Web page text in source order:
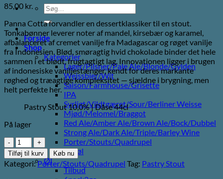
Søg
efter:
Forside
Shop
Kategorier
Lager/Pilsner/Pale Ale/Blonde/Gylden
Weissbier/Wit
Saison/Farmhouse/Grisette
IPA
Syrligt/Vildtgæret/Sour/Berliner Weisse
Mjød/Melomel/Braggot
Red Ale/Amber Ale/Brown Ale/Bock/Dubbel
Strong Ale/Dark Ale/Triple/Barley Wine
Porter/Stouts/Quadrupel
Røgøl
Øl
Tilbud
85,00 kr.
Panna Cotta forvandler en dessertklassiker til en stout.
Tonkabønner leverer noter af mandel, kirsebær og karamel,
afbalanceret af cremet vanilje fra Madagascar og røget vanilje
fra Indonesien. Blød, smøragtig hvid chokolade binder det hele
sammen i et blødt, frugtagtigt lag. Innovationen ligger i brugen
af indonesiske vaniljestænger, kendt for deres markante
røghed og træagtige kompleksitet — sjældne i brygning, men
helt perfekte her.
Pastry Stout 10,0% | Dåse 44cl
På lager
Moersleutel
Pastry
Factory
Panna
Tilføj til kurv Køb nu
Kategori:Porter/Stouts/Quadrupel Tag: Pastry Stout